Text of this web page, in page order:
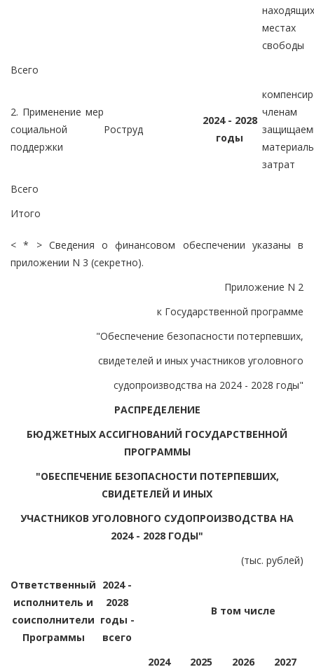
местах
свободы
Всего
2. Применение мер
социальной
поддержки
Роструд
2024 - 2028
годы
членам
затрат
Всего
Итого
< * > Сведения о финансовом обеспечении указаны в
приложении N 3 (секретно).
Приложение N 2
к Государственной программе
"Обеспечение безопасности потерпевших,
свидетелей и иных участников уголовного
судопроизводства на 2024 - 2028 годы"
РАСПРЕДЕЛЕНИЕ
БЮДЖЕТНЫХ АССИГНОВАНИЙ ГОСУДАРСТВЕННОЙ
ПРОГРАММЫ
"ОБЕСПЕЧЕНИЕ БЕЗОПАСНОСТИ ПОТЕРПЕВШИХ,
СВИДЕТЕЛЕЙ И ИНЫХ
УЧАСТНИКОВ УГОЛОВНОГО СУДОПРОИЗВОДСТВА НА
2024 - 2028 ГОДЫ"
(тыс. рублей)
Ответственный
исполнитель и
соисполнители
Программы
2024 -
2028
годы -
всего
В том числе
2024 2025 2026 2027